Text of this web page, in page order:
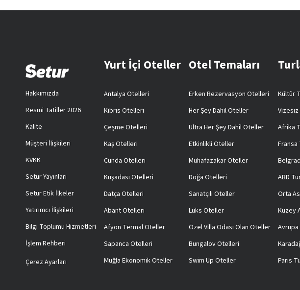
Hakkımızda
Resmi Tatiller 2026
Kalite
Müşteri İlişkileri
KVKK
Setur Yayınları
Setur Etik İlkeler
Yatırımcı İlişkileri
Bilgi Toplumu Hizmetleri
İşlem Rehberi
Çerez Ayarları
Yurt İçi Oteller
Antalya Otelleri
Kıbrıs Otelleri
Çeşme Otelleri
Kaş Otelleri
Cunda Otelleri
Kuşadası Otelleri
Datça Otelleri
Abant Otelleri
Afyon Termal Oteller
Sapanca Otelleri
Muğla Ekonomik Oteller
Otel Temaları
Erken Rezervasyon Otelleri
Her Şey Dahil Oteller
Ultra Her Şey Dahil Oteller
Etkinlikli Oteller
Muhafazakar Oteller
Doğa Otelleri
Sanatçılı Oteller
Lüks Oteller
Özel Villa Odası Olan Oteller
Bungalov Otelleri
Swim Up Oteller
Kültür
Afrika
Fransa
ABD
Orta
Kuzey
Avrupa
Paris